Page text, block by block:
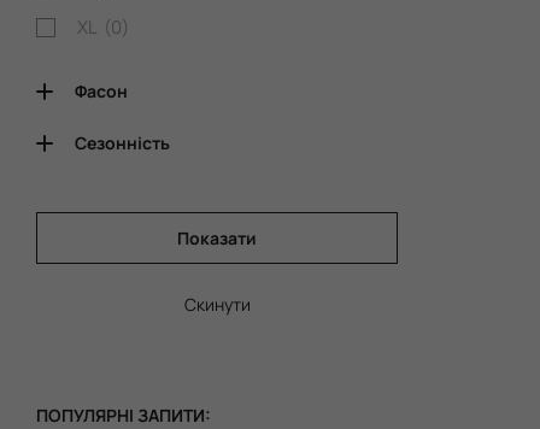
XL (0)
Фасон
Сезонність
Показати
Скинути
ПОПУЛЯРНІ ЗАПИТИ: